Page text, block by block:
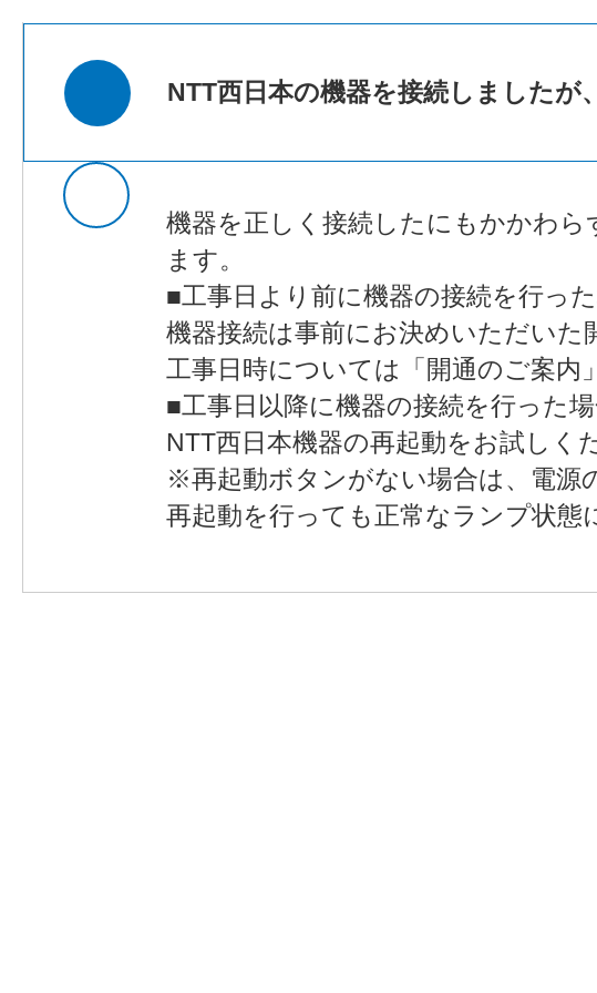
NTT西日本の機器を接続しましたが
機器を正しく接続したにもかかわら
ます。
■工事日より前に機器の接続を行っ
機器接続は事前にお決めいただいた
工事日時については「開通のご案内
■工事日以降に機器の接続を行った
NTT西日本機器の再起動をお試しく
※再起動ボタンがない場合は、電源
再起動を行っても正常なランプ状態